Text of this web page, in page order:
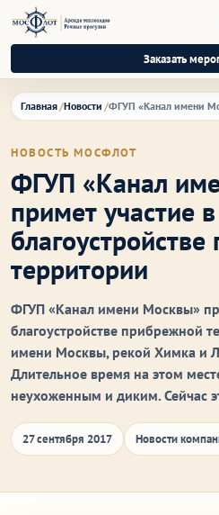
Заказать
Главная Новости
НОВОСТЬ МОСФЛОТ
ФГУП «Канал
примет участие в
территории
ФГУП «Канал имени Москвы»
благоустройстве прибрежной
имени Москвы, рекой Химка и
Длительное время на этом
неухоженным и диким. Сейчас
27 сентября 2017 Новости